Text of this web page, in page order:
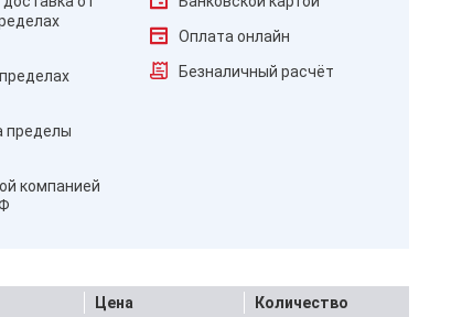
пределы
компанией
Оплата онлайн
Безналичный расчёт
Цена Количество